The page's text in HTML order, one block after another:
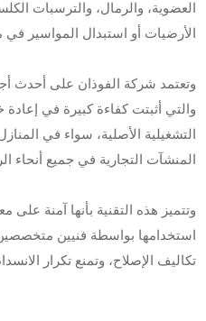
العضوية، والرمال، والترسبات
الأرضيات أو استبدال المواسير
وتعتمد شركة الفوذان على أحدث
والتي أثبتت كفاءة كبيرة في
التشغيلية الأصلية، سواء في
المنشآت التجارية في جميع أنحاء
وتتميز هذه التقنية بأنها آمنة
استخدامها بواسطة فنيين
تكاليف الإصلاح، وتمنع تكرار